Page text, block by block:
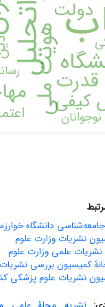
فراتحلیل
هویت ملیقدرت
کیفی
دولت
نوجوانان
دانشگاه
نشریات وزارت علوم
نشریات علمی وزارت علوم
کمیسیون بررسی
نشریات علوم پزشکی